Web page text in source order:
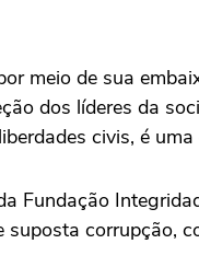
meio de sua
dos líderes da
civis, é
Fundação
suposta corrupção,